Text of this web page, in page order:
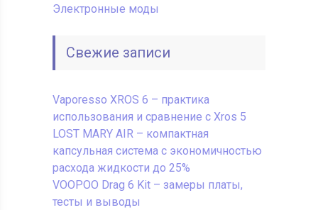
Электронные моды
Свежие записи
Vaporesso XROS 6 – практика
использования и сравнение с Xros 5
LOST MARY AIR – компактная
капсульная система с экономичностью
расхода жидкости до 25%
VOOPOO Drag 6 Kit – замеры платы,
тесты и выводы